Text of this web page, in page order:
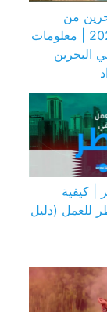
من
السعودية | 2026 | معلومات
البحرين
| كيفية
للعمل (دليل